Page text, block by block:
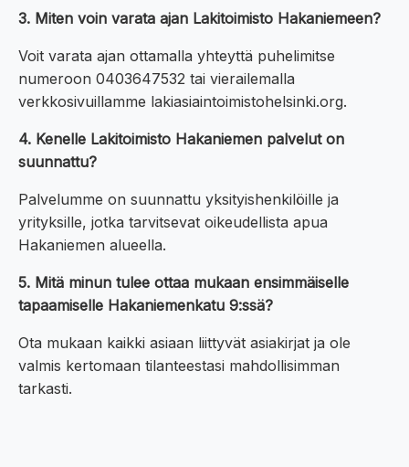
3. Miten voin varata ajan Lakitoimisto Hakaniemeen?
Voit varata ajan ottamalla yhteyttä puhelimitse
numeroon 0403647532 tai vierailemalla
verkkosivuillamme lakiasiaintoimistohelsinki.org.
4. Kenelle Lakitoimisto Hakaniemen palvelut on
suunnattu?
Palvelumme on suunnattu yksityishenkilöille ja
yrityksille, jotka tarvitsevat oikeudellista apua
Hakaniemen alueella.
5. Mitä minun tulee ottaa mukaan ensimmäiselle
tapaamiselle Hakaniemenkatu 9:ssä?
Ota mukaan kaikki asiaan liittyvät asiakirjat ja ole
valmis kertomaan tilanteestasi mahdollisimman
tarkasti.